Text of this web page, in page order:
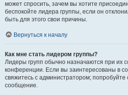
может спросить, зачем вы хотите
беспокойте лидера группы, если он
быть для этого свои причины.
Вернуться к началу
Как мне стать лидером группы?
Лидеры групп обычно назначаются при их
конференции. Если вы заинтересованы в
свяжитесь с администратором; попробуйте
сообщение.